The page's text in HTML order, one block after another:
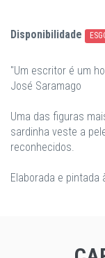
Disponibilidade
"Um escritor é um
José Saramago
Uma das figuras
sardinha veste a
reconhecidos.
Elaborada e